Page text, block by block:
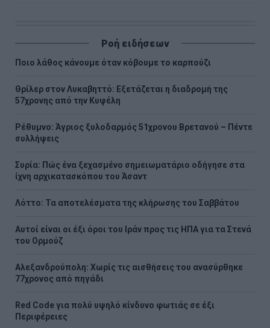
Ροή ειδήσεων
Ποιο λάθος κάνουμε όταν κόβουμε το καρπούζι
Θρίλερ στον Λυκαβηττό: Εξετάζεται η διαδρομή της
57χρονης από την Κυψέλη
Ρέθυμνο: Άγριος ξυλοδαρμός 51χρονου Βρετανού – Πέντε
συλλήψεις
Συρία: Πώς ένα ξεχασμένο σημειωματάριο οδήγησε στα
ίχνη αρχικατασκόπου του Άσαντ
Λόττο: Τα αποτελέσματα της κλήρωσης του Σαββάτου
Αυτοί είναι οι έξι όροι του Ιράν προς τις ΗΠΑ για τα Στενά
του Ορμούζ
Αλεξανδρούπολη: Χωρίς τις αισθήσεις του ανασύρθηκε
77χρονος από πηγάδι
Red Code για πολύ υψηλό κίνδυνο φωτιάς σε έξι
Περιφέρειες